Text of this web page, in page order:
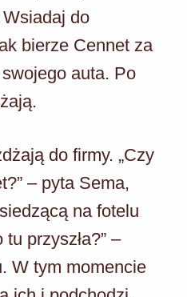
Wsiadaj do
bierze Cennet za
auta. Po
do firmy. „Czy
– pyta Sema,
na fotelu
przyszła?” –
W tym momencie